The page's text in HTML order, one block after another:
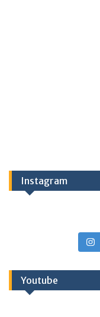
Instagram
Youtube